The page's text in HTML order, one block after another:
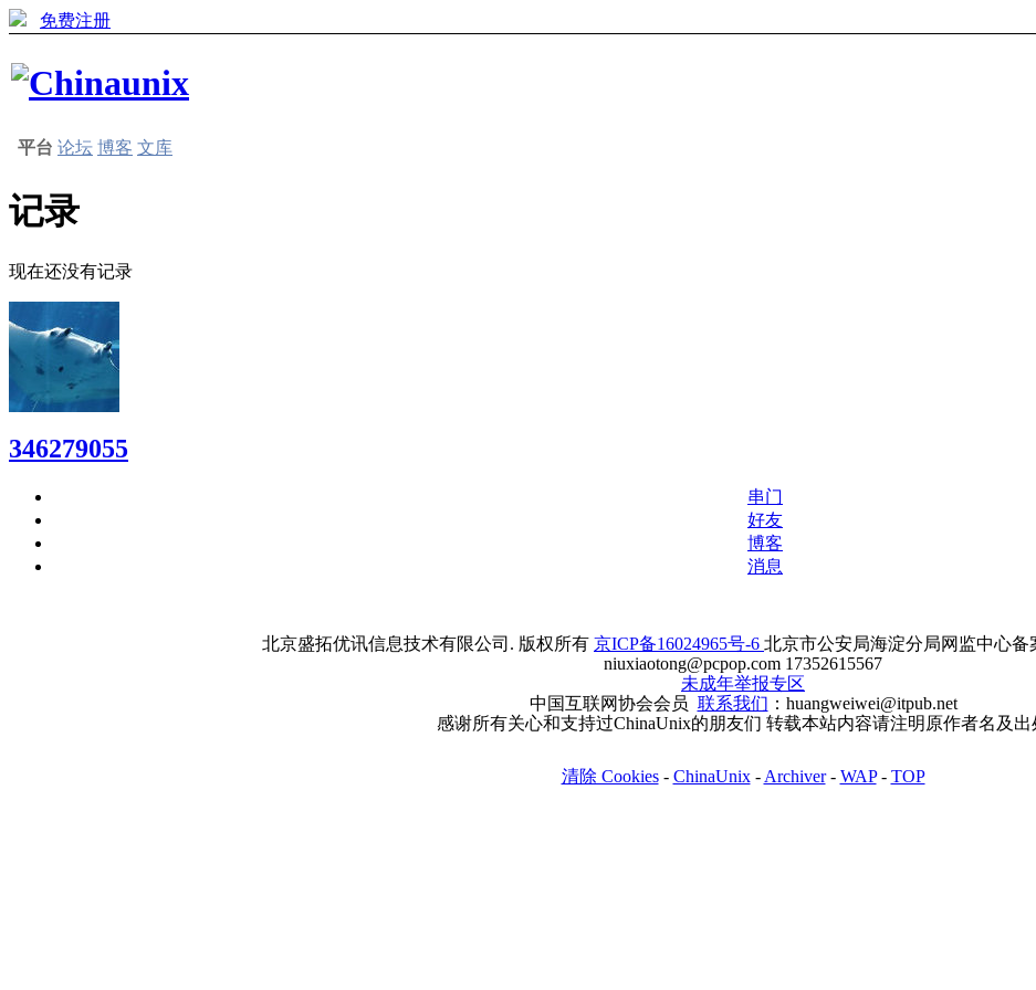
免费注册
平台 论坛 博客 文库
记录
现在还没有记录
346279055
串门
好友
博客
消息
北京盛拓优讯信息技术有限公司. 版权所有 京ICP备16024965号-6 北京市公安局海淀分局网监中心备
niuxiaotong@pcpop.com 17352615567
未成年举报专区
中国互联网协会会员 联系我们 ：huangweiwei@itpub.net
感谢所有关心和支持过ChinaUnix的朋友们 转载本站内容请注明原作者名及出
清除 Cookies- ChinaUnix- Archiver- WAP- TOP